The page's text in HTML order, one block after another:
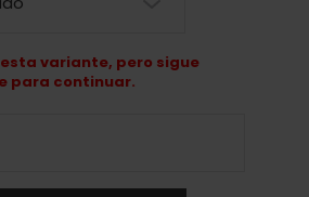
variante, pero sigue
para continuar.